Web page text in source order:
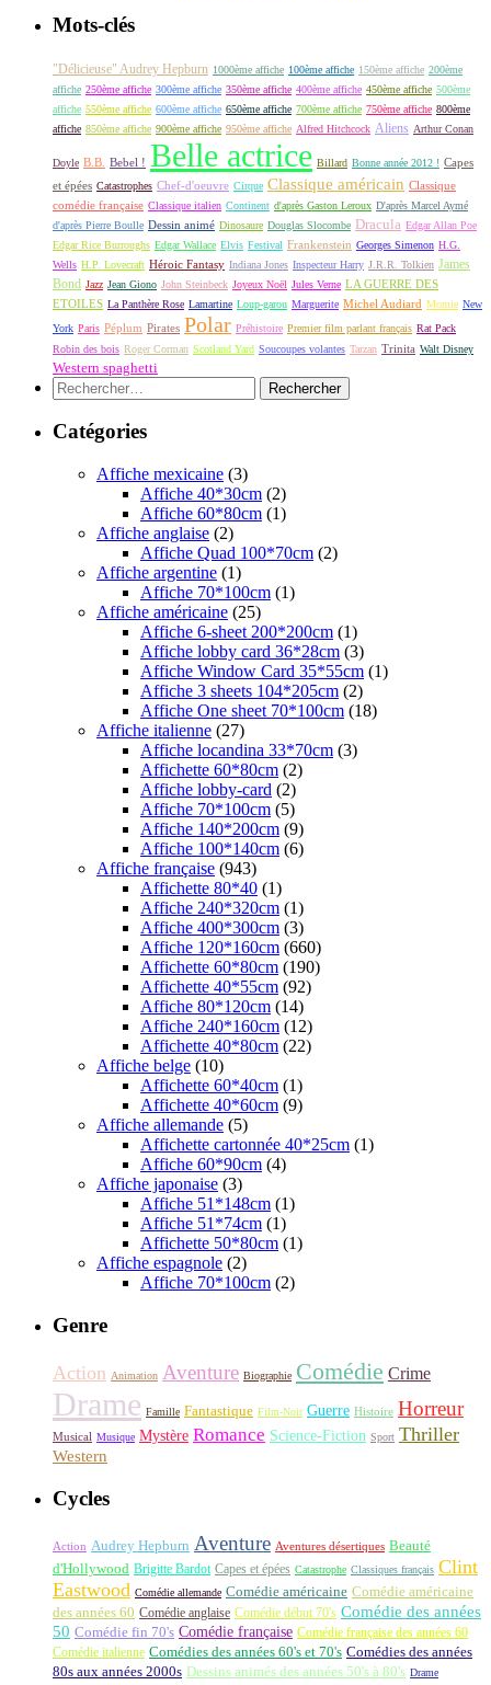
Mots-clés
"Délicieuse" Audrey Hepburn 1000ème affiche 100ème affiche 150ème affiche 200ème
affiche 250ème affiche 300ème affiche 350ème affiche 400ème affiche 450ème affiche 500ème
affiche 550ème affiche 600ème affiche 650ème affiche 700ème affiche 750ème affiche 800ème
affiche 850ème affiche 900ème affiche 950ème affiche Alfred Hitchcock Aliens Arthur Conan
Doyle B.B. Bebel ! Belle actrice Billard Bonne année 2012 ! Capes
et épées Catastrophes Chef-d'oeuvre Cirque Classique américain Classique
comédie française Classique italien Continent d'après Gaston Leroux D'après Marcel Aymé
d'après Pierre Boulle Dessin animé Dinosaure Douglas Slocombe Dracula Edgar Allan Poe
Edgar Rice Burroughs Edgar Wallace Elvis Festival Frankenstein Georges Simenon H.G.
Wells H.P. Lovecraft Héroic Fantasy Indiana Jones Inspecteur Harry J.R.R. Tolkien James
Bond Jazz Jean Giono John Steinbeck Joyeux Noël Jules Verne LA GUERRE DES
ETOILES La Panthère Rose Lamartine Loup-garou Marguerite Michel Audiard Momie New
York Paris Péplum Pirates Polar Préhistoire Premier film parlant français Rat Pack
Robin des bois Roger Corman Scotland Yard Soucoupes volantes Tarzan Trinita Walt Disney
Western spaghetti
Rechercher :
Catégories
Affiche mexicaine (3)
Affiche 40*30cm (2)
Affiche 60*80cm (1)
Affiche anglaise (2)
Affiche Quad 100*70cm (2)
Affiche argentine (1)
Affiche 70*100cm (1)
Affiche américaine (25)
Affiche 6-sheet 200*200cm (1)
Affiche lobby card 36*28cm (3)
Affiche Window Card 35*55cm (1)
Affiche 3 sheets 104*205cm (2)
Affiche One sheet 70*100cm (18)
Affiche italienne (27)
Affiche locandina 33*70cm (3)
Affichette 60*80cm (2)
Affiche lobby-card (2)
Affiche 70*100cm (5)
Affiche 140*200cm (9)
Affiche 100*140cm (6)
Affiche française (943)
Affichette 80*40 (1)
Affiche 240*320cm (1)
Affiche 400*300cm (3)
Affiche 120*160cm (660)
Affichette 60*80cm (190)
Affichette 40*55cm (92)
Affiche 80*120cm (14)
Affiche 240*160cm (12)
Affichette 40*80cm (22)
Affiche belge (10)
Affichette 60*40cm (1)
Affichette 40*60cm (9)
Affiche allemande (5)
Affichette cartonnée 40*25cm (1)
Affiche 60*90cm (4)
Affiche japonaise (3)
Affiche 51*148cm (1)
Affiche 51*74cm (1)
Affichette 50*80cm (1)
Affiche espagnole (2)
Affiche 70*100cm (2)
Genre
Action Animation Aventure Biographie Comédie Crime
Drame Famille Fantastique Film-Noir Guerre Histoire Horreur
Musical Musique Mystère Romance Science-Fiction Sport Thriller
Western
Cycles
Action Audrey Hepburn Aventure Aventures désertiques Beauté
d'Hollywood Brigitte Bardot Capes et épées Catastrophe Classiques français Clint
Eastwood Comédie allemande Comédie américaine Comédie américaine
des années 60 Comédie anglaise Comédie début 70's Comédie des années
50 Comédie fin 70's Comédie française Comédie française des années 60
Comédie italienne Comédies des années 60's et 70's Comédies des années
80s aux années 2000s Dessins animés des années 50's à 80's Drame